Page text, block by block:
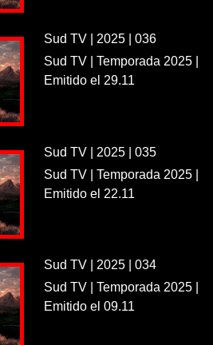
Sud TV | 2025 | 036
Sud TV | Temporada 2025 |
Emitido el 29.11
Sud TV | 2025 | 035
Sud TV | Temporada 2025 |
Emitido el 22.11
Sud TV | 2025 | 034
Sud TV | Temporada 2025 |
Emitido el 09.11